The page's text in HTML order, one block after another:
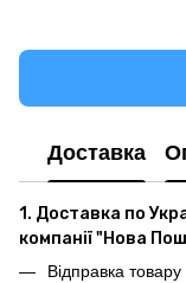
Доставка
1. Доставка по
компанії "Нова
Відправка